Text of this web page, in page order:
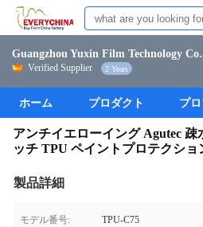
Guangzhou Yuxin Film Technology
Verified Supplier 2 Years
ホーム プロダクト プ
アンチイエローイング Agutec 疎
ッチ TPU ペイントプロテクショ
製品詳細
モデル番号:
TPU-C75